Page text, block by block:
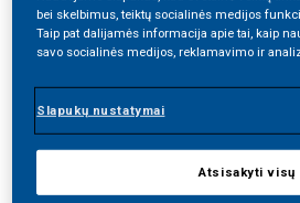
Darbuotojų
bei skelbimus, teiktų socialinės medijos
Taip pat dalijamės informacija apie tai, kaip
savo socialinės medijos, reklamavimo ir
Slapukų nustatymai
Atsisakyti visų